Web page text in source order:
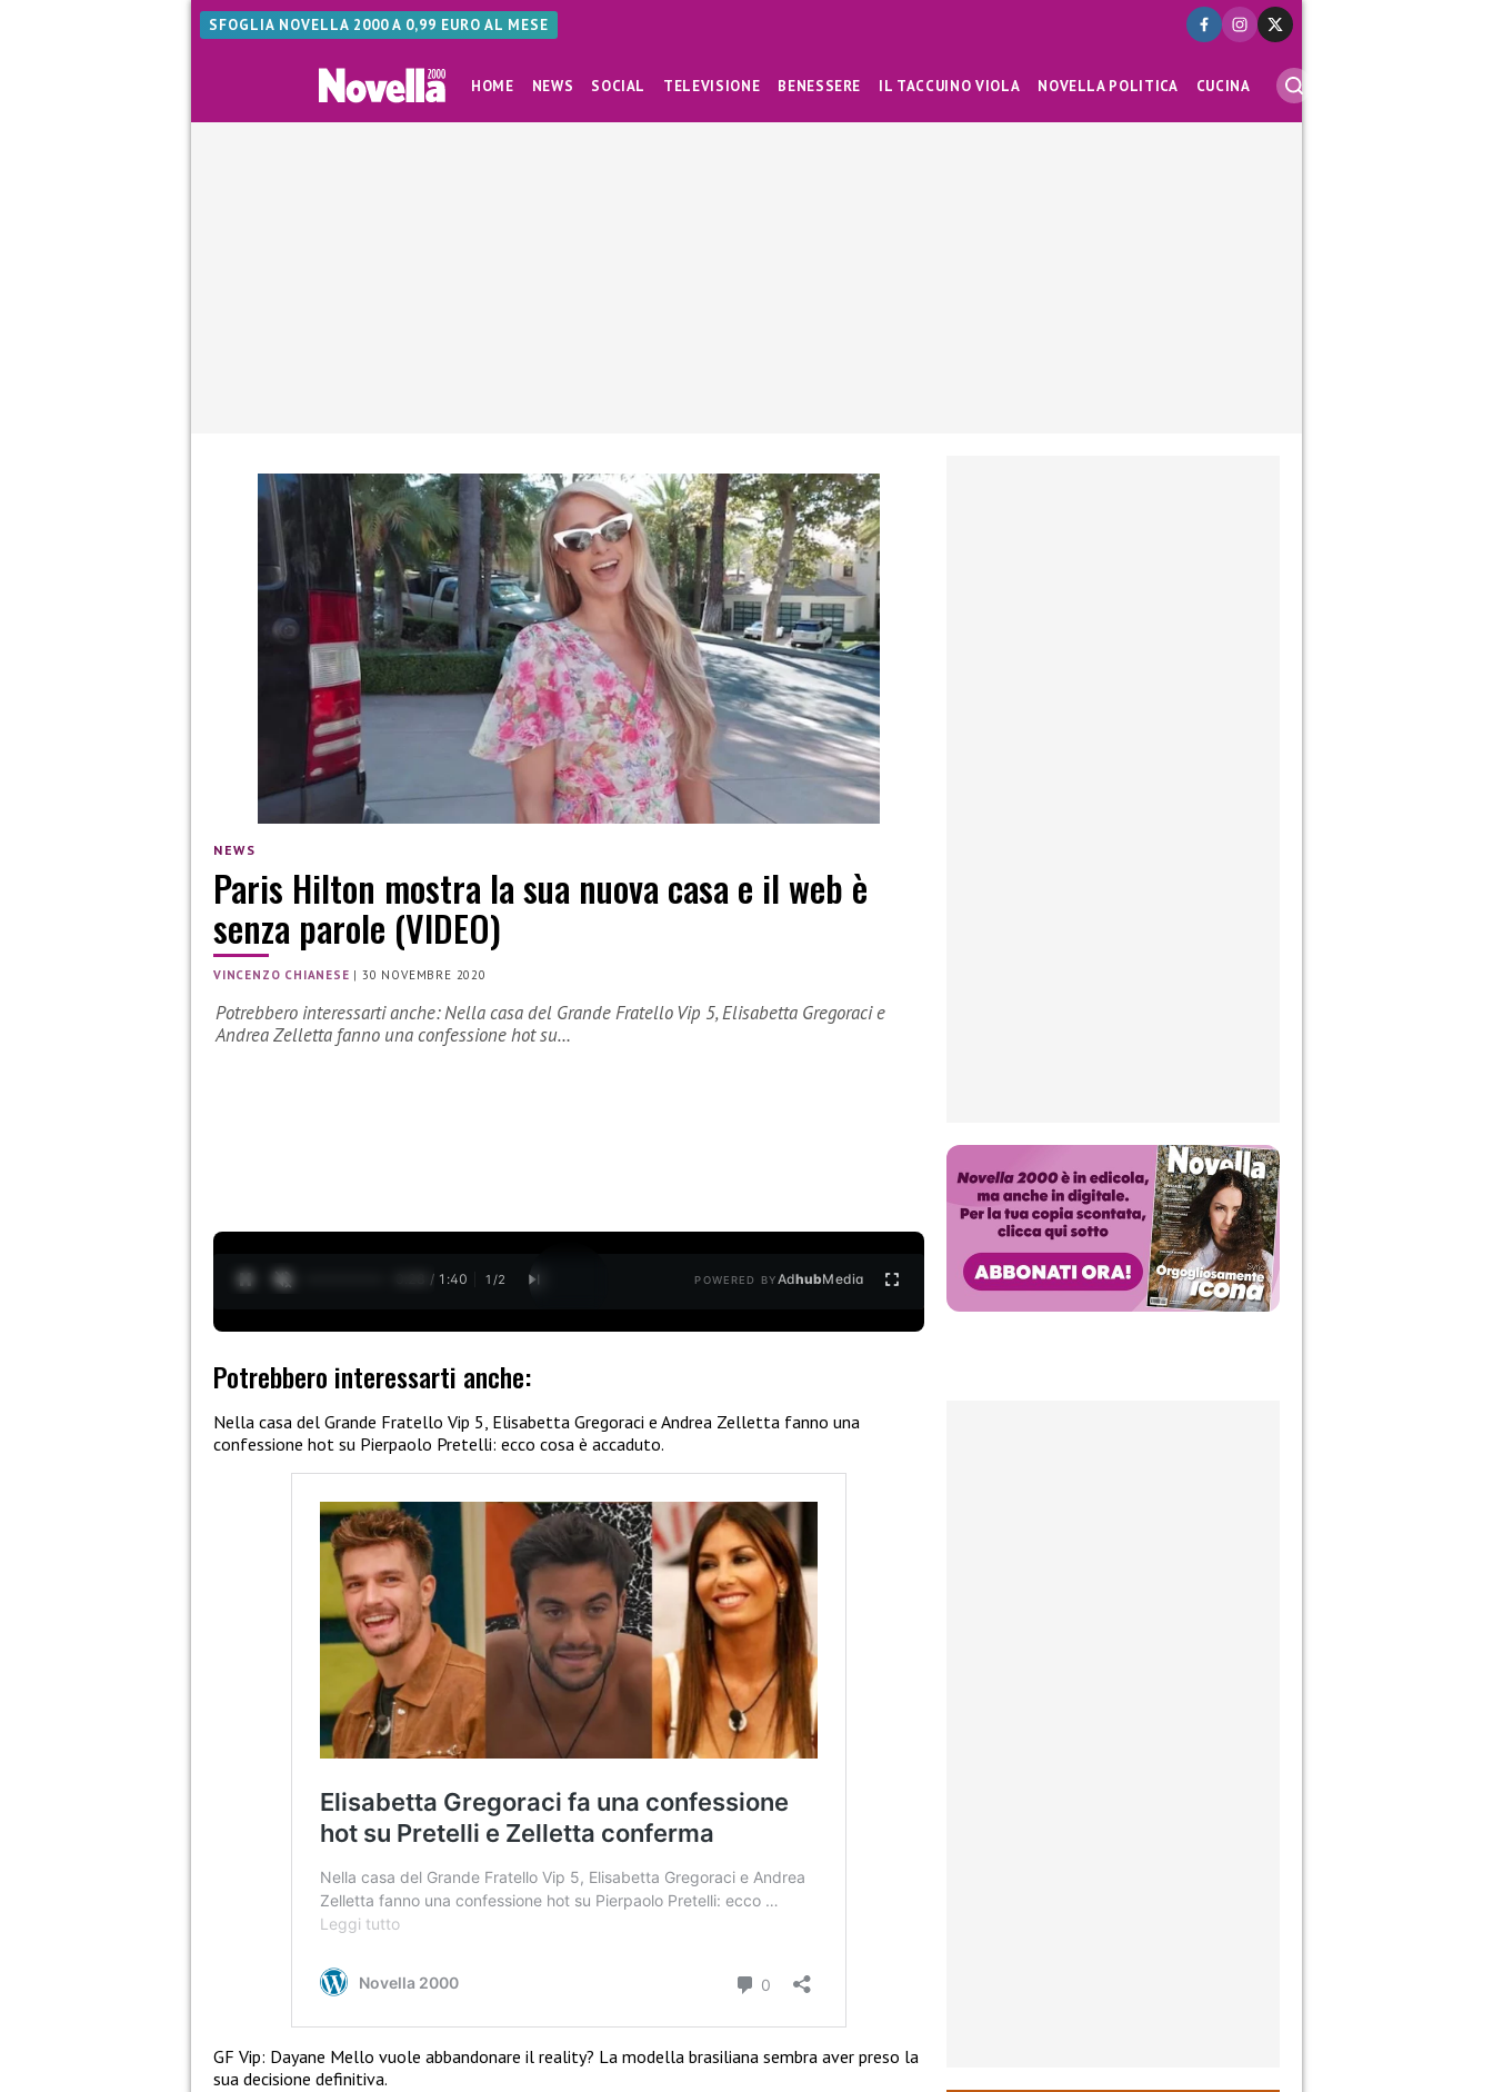
SFOGLIA NOVELLA 2000 A 0,99 EURO AL MESE
HOME NEWS SOCIAL TELEVISIONE BENESSERE IL TACCUINO VIOLA NOVELLA POLITICA CUCINA
NEWS
Paris Hilton mostra la sua nuova casa e il web è
senza parole (VIDEO)
VINCENZO CHIANESE |30 NOVEMBRE 2020
Potrebbero interessarti anche: Nella casa del Grande Fratello Vip 5, Elisabetta Gregoraci e
Andrea Zelletta fanno una confessione hot su…
0:29 / 1:40 1 /2 POWERED BYAdhubMedia
Potrebbero interessarti anche:
Nella casa del Grande Fratello Vip 5, Elisabetta Gregoraci e Andrea Zelletta fanno una
confessione hot su Pierpaolo Pretelli: ecco cosa è accaduto.
GF Vip: Dayane Mello vuole abbandonare il reality? La modella brasiliana sembra aver preso la
sua decisione definitiva.